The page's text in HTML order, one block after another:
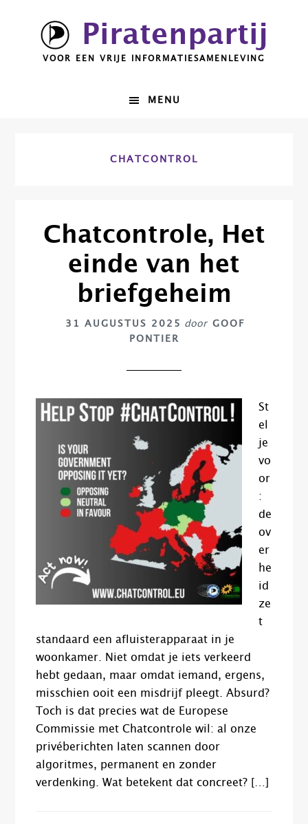
hoofdnavigatie
Piratenpartij
VOOR EEN VRIJE INFORMATIESAMENLEVING
MENU
CHATCONTROL
Chatcontrole, Het
einde van het
briefgeheim
31 AUGUSTUS 2025 door GOOF
PONTIER
St
el
je
vo
or
:
de
ov
er
he
id
ze
t
standaard een afluisterapparaat in je
woonkamer. Niet omdat je iets verkeerd
hebt gedaan, maar omdat iemand, ergens,
misschien ooit een misdrijf pleegt. Absurd?
Toch is dat precies wat de Europese
Commissie met Chatcontrole wil: al onze
privéberichten laten scannen door
algoritmes, permanent en zonder
verdenking. Wat betekent dat concreet? […]